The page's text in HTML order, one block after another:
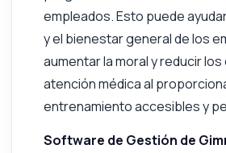
empleados. Esto puede
y el bienestar general de los
aumentar la moral y reducir
atención médica al
entrenamiento accesibles y
Software de Gestión de